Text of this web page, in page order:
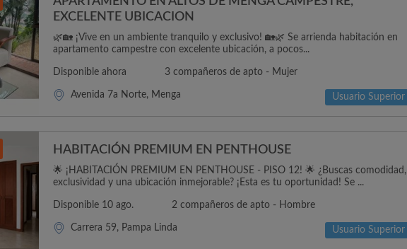
EXCELENTE UBICACION
🌿🏡 ¡Vive en un ambiente tranquilo y exclusivo! 🏡🌿 Se arrienda habitación en
apartamento campestre con excelente ubicación, a pocos...
Disponible ahora 3 compañeros de apto - Mujer
Avenida 7a Norte, Menga Usuario Superior
HABITACIÓN PREMIUM EN PENTHOUSE
🌟 ¡HABITACIÓN PREMIUM EN PENTHOUSE - PISO 12! 🌟 ¿Buscas comodidad,
exclusividad y una ubicación inmejorable? ¡Esta es tu oportunidad! Se ...
Disponible 10 ago. 2 compañeros de apto - Hombre
Carrera 59, Pampa Linda Usuario Superior